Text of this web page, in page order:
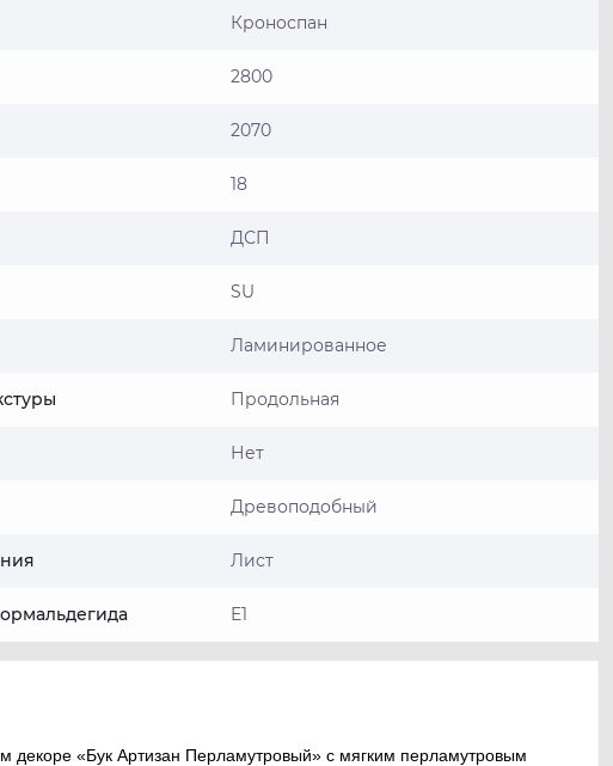
Кроноспан
2800
2070
18
ДСП
SU
Ламинированное
Продольная
Нет
Древоподобный
Лист
E1
«Бук Артизан Перламутровый» с мягким перламутровым